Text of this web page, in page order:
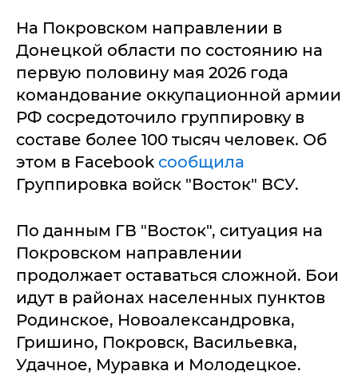
На Покровском направлении в
Донецкой области по состоянию на
первую половину мая 2026 года
командование оккупационной армии
РФ сосредоточило группировку в
составе более 100 тысяч человек. Об
этом в Facebook сообщила
Группировка войск "Восток" ВСУ.
По данным ГВ "Восток", ситуация на
Покровском направлении
продолжает оставаться сложной. Бои
идут в районах населенных пунктов
Родинское, Новоалександровка,
Гришино, Покровск, Васильевка,
Удачное, Муравка и Молодецкое.